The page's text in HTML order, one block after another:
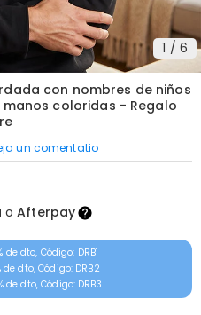
1 / 6
con nombres de niños
coloridas - Regalo
un comentatio
oAfterpay
de dto, Código: DRB1
de dto, Código: DRB2
de dto, Código: DRB3